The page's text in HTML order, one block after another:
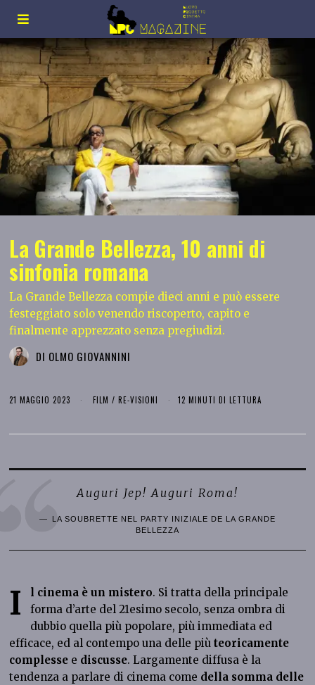
La Grande Bellezza, 10 anni di
sinfonia romana
La Grande Bellezza compie dieci anni e può essere
festeggiato solo venendo riscoperto, capito e
finalmente apprezzato senza pregiudizi.
DI OLMO GIOVANNINI
21 MAGGIO 2023 FILM / RE-VISIONI 12 MINUTI DI LETTURA
Auguri Jep! Auguri Roma!
LA SOUBRETTE NEL PARTY INIZIALE DE LA GRANDE
BELLEZZA
I l cinema è un mistero. Si tratta della principale
forma d’arte del 21esimo secolo, senza ombra di
dubbio quella più popolare, più immediata ed
efficace, ed al contempo una delle piùteoricamente
complesse e discusse. Largamente diffusa è la
tendenza a parlare di cinema come della somma delle